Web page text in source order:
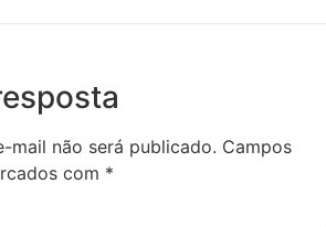
mail não será publicado. Campos
com *